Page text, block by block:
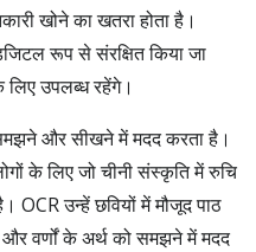
खोने का खतरा होता है।
रूप से संरक्षित किया जा
उपलब्ध रहेंगे।
समझने और सीखने में मदद करता है।
के लिए जो चीनी संस्कृति में रुचि
उन्हें छवियों में मौजूद पाठ
वर्णों के अर्थ को समझने में मदद